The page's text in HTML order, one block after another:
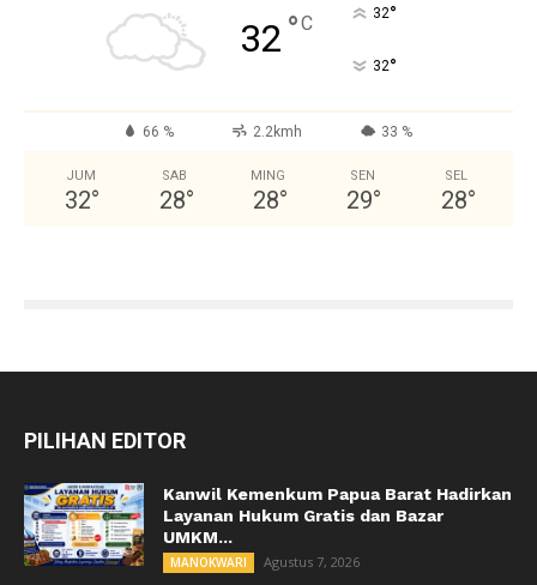
32 °C 32°
32°
66 % 2.2kmh 33 %
JUM
32°
SAB
28°
MING
28°
SEN
29°
SEL
28°
PILIHAN EDITOR
Kanwil Kemenkum Papua Barat Hadirkan
Layanan Hukum Gratis dan Bazar
UMKM...
MANOKWARI Agustus 7, 2026